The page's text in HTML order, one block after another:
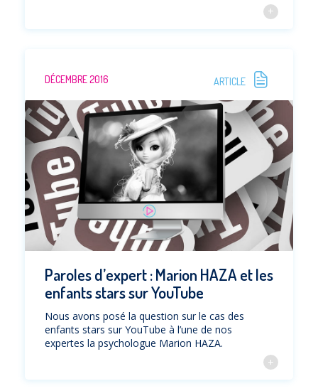
DÉCEMBRE 2016 ARTICLE
Paroles d’expert : Marion HAZA et les
enfants stars sur YouTube
Nous avons posé la question sur le cas des
enfants stars sur YouTube à l’une de nos
expertes la psychologue Marion HAZA.